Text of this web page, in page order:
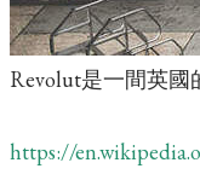
Revolut是一間英國
https://